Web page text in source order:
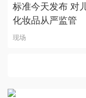
标准今天发布 对
化妆品从严监管
现场
正在直播